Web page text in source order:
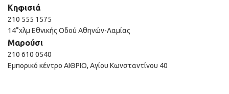
Κηφισιά
210 555 1575
14°χλμ Εθνικής Οδού Αθηνών-Λαμίας
Μαρούσι
210 610 0540
Εμπορικό κέντρο ΑΙΘΡΙΟ, Αγίου Κωνσταντίνου 40